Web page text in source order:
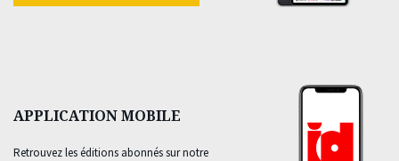
APPLICATION MOBILE
Retrouvez les éditions abonnés sur notre